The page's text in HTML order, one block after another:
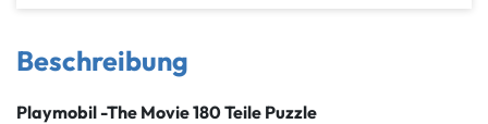
Beschreibung
Playmobil -The Movie 180 Teile Puzzle